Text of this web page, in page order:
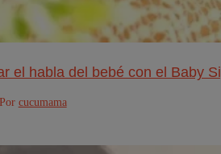
el habla del bebé con el Baby
cucumama